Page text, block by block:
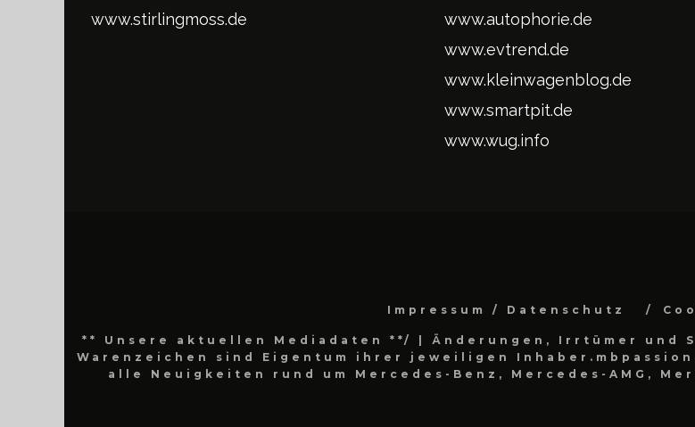
www.stirlingmoss.de
www.autophorie.de
www.evtrend.de
www.kleinwagenblog.de
www.smartpit.de
www.wug.info
Impressum / Datenschutz
** Unsere aktuellen Mediadaten **/
| Änderungen, Irrtümer und
Warenzeichen sind Eigentum ihrer jeweiligen
alle Neuigkeiten rund um Mercedes-Benz, Mercedes-AMG,